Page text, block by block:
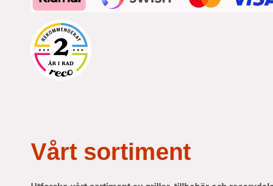
Vårt sortiment